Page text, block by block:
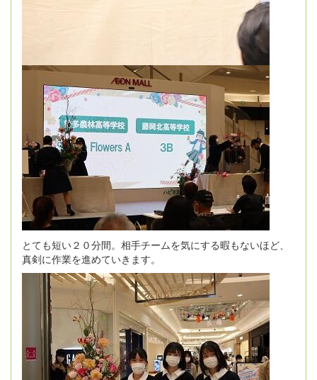
とても短い２０分間。相手チームを気にする暇もないほど、
真剣に作業を進めていきます。